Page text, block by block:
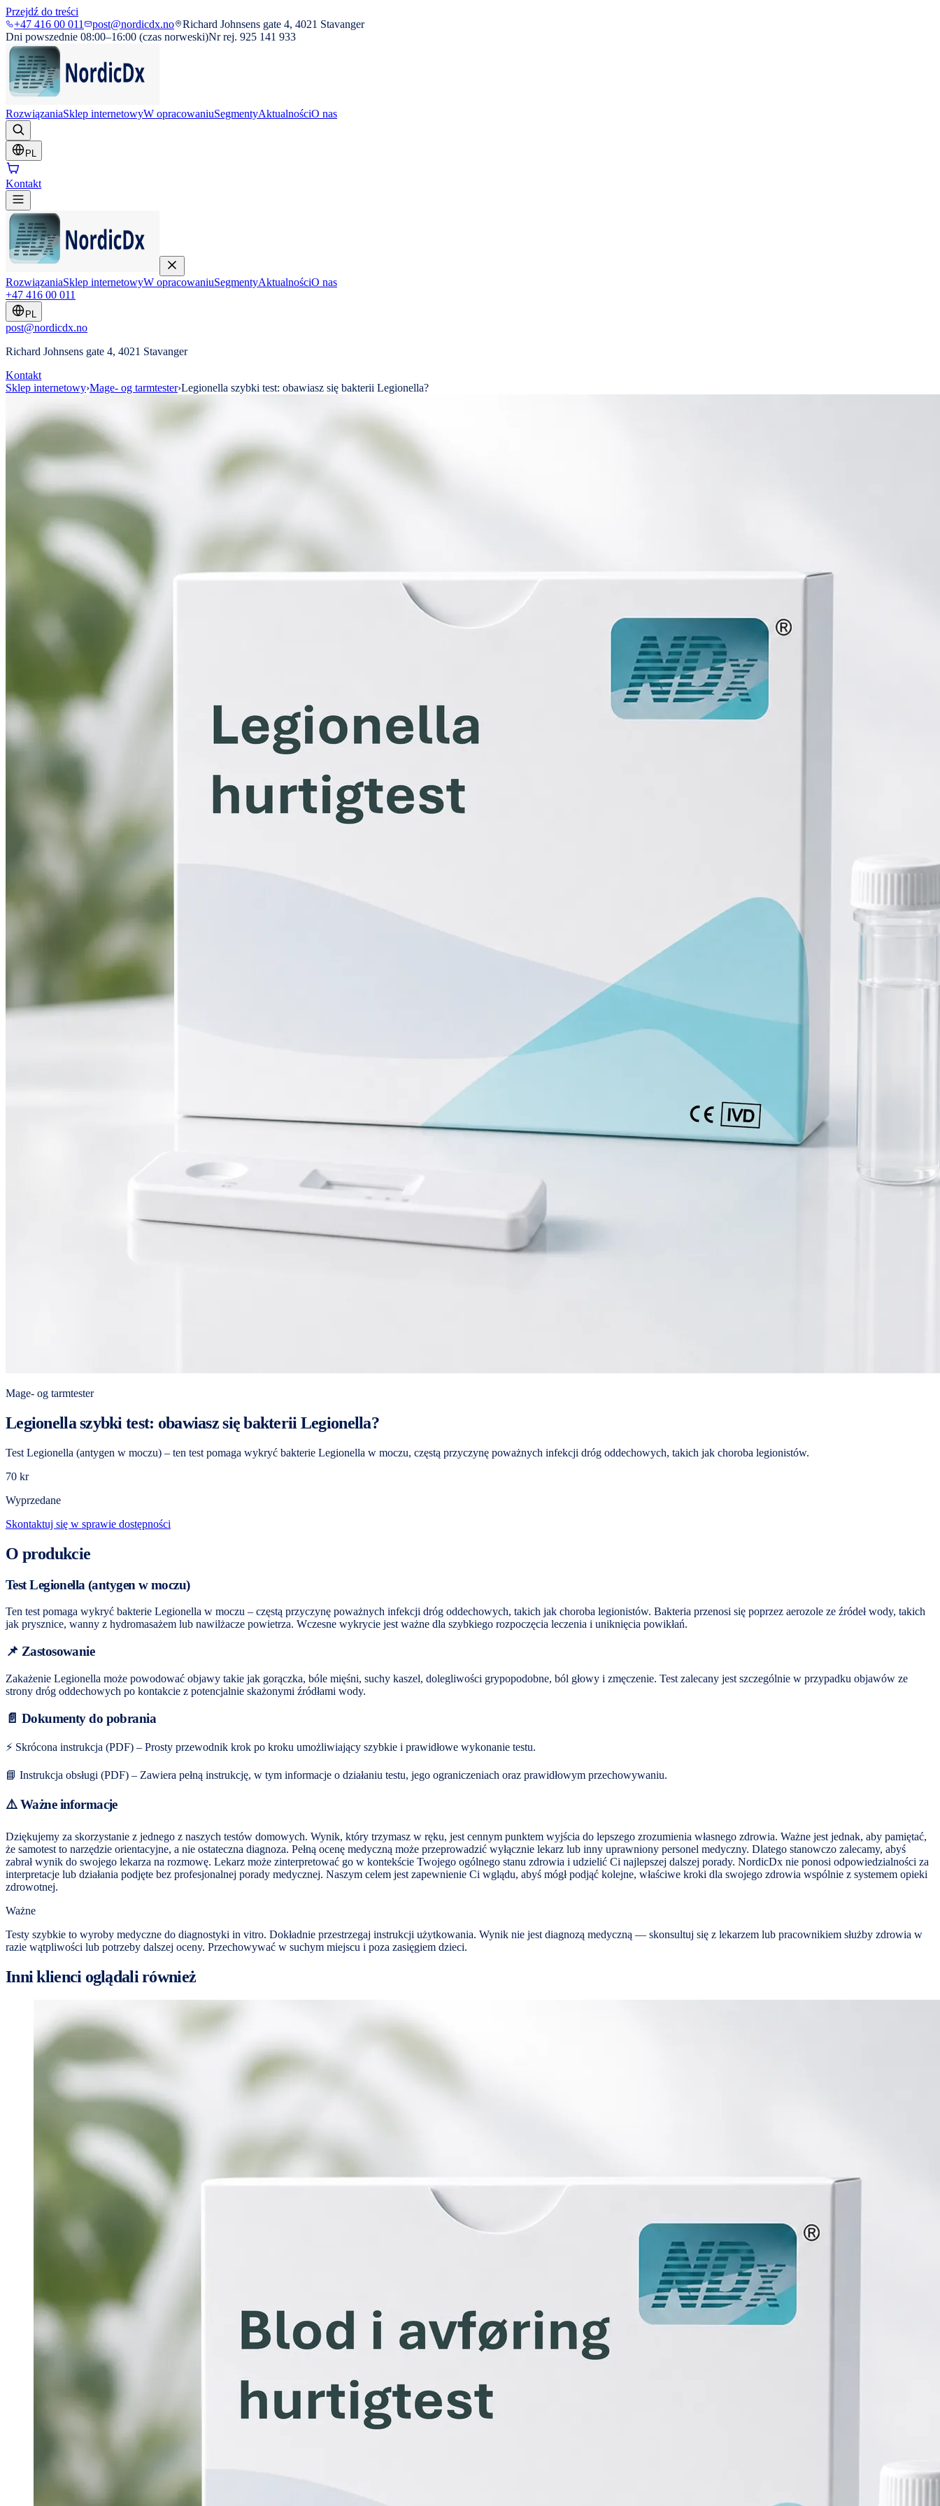
Przejdź do treści
+47 416 00 011
post@nordicdx.no
Richard Johnsens gate 4, 4021 Stavanger
Dni powszednie 08:00–16:00 (czas norweski)Nr rej. 925 141 933
RozwiązaniaSklep internetowyW opracowaniuSegmentyAktualnościO nas
PL
Kontakt
RozwiązaniaSklep internetowyW opracowaniuSegmentyAktualnościO nas
+47 416 00 011
PL
post@nordicdx.no
Richard Johnsens gate 4, 4021 Stavanger
Kontakt
Sklep internetowy›Mage- og tarmtester›Legionella szybki test: obawiasz się bakterii Legionella?
Mage- og tarmtester
Legionella szybki test: obawiasz się bakterii Legionella?
Test Legionella (antygen w moczu) – ten test pomaga wykryć bakterie Legionella w moczu, częstą przyczynę poważnych infekcji dróg oddechowych, takich jak choroba legionistów.
70 kr
Wyprzedane
Skontaktuj się w sprawie dostępności
O produkcie
Test Legionella (antygen w moczu)
Ten test pomaga wykryć bakterie Legionella w moczu – częstą przyczynę poważnych infekcji dróg oddechowych, takich jak choroba legionistów. Bakteria przenosi się poprzez aerozole ze źródeł wody, takich
jak prysznice, wanny z hydromasażem lub nawilżacze powietrza. Wczesne wykrycie jest ważne dla szybkiego rozpoczęcia leczenia i uniknięcia powikłań.
📌 Zastosowanie
Zakażenie Legionella może powodować objawy takie jak gorączka, bóle mięśni, suchy kaszel, dolegliwości grypopodobne, ból głowy i zmęczenie. Test zalecany jest szczególnie w przypadku objawów ze
strony dróg oddechowych po kontakcie z potencjalnie skażonymi źródłami wody.
📄 Dokumenty do pobrania
⚡ Skrócona instrukcja (PDF) – Prosty przewodnik krok po kroku umożliwiający szybkie i prawidłowe wykonanie testu.
📘 Instrukcja obsługi (PDF) – Zawiera pełną instrukcję, w tym informacje o działaniu testu, jego ograniczeniach oraz prawidłowym przechowywaniu.
⚠️ Ważne informacje
Dziękujemy za skorzystanie z jednego z naszych testów domowych. Wynik, który trzymasz w ręku, jest cennym punktem wyjścia do lepszego zrozumienia własnego zdrowia. Ważne jest jednak, aby pamiętać,
że samotest to narzędzie orientacyjne, a nie ostateczna diagnoza. Pełną ocenę medyczną może przeprowadzić wyłącznie lekarz lub inny uprawniony personel medyczny. Dlatego stanowczo zalecamy, abyś
zabrał wynik do swojego lekarza na rozmowę. Lekarz może zinterpretować go w kontekście Twojego ogólnego stanu zdrowia i udzielić Ci najlepszej dalszej porady. NordicDx nie ponosi odpowiedzialności za
interpretacje lub działania podjęte bez profesjonalnej porady medycznej. Naszym celem jest zapewnienie Ci wglądu, abyś mógł podjąć kolejne, właściwe kroki dla swojego zdrowia wspólnie z systemem opieki
zdrowotnej.
Ważne
Testy szybkie to wyroby medyczne do diagnostyki in vitro. Dokładnie przestrzegaj instrukcji użytkowania. Wynik nie jest diagnozą medyczną — skonsultuj się z lekarzem lub pracownikiem służby zdrowia w
razie wątpliwości lub potrzeby dalszej oceny. Przechowywać w suchym miejscu i poza zasięgiem dzieci.
Inni klienci oglądali również